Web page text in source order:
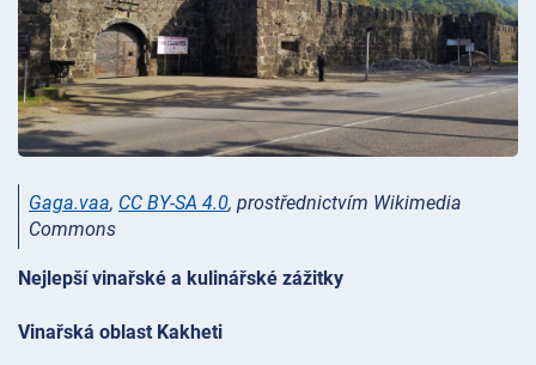
Gaga.vaa, CC BY-SA 4.0, prostřednictvím Wikimedia
Commons
Nejlepší vinařské a kulinářské zážitky
Vinařská oblast Kakheti